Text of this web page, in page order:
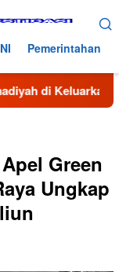
Pemerintahan
Dari Sekolah
Green
Ungkap